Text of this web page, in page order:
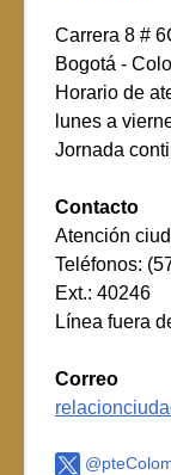
Carrera 8 #
Bogotá -
Horario de
lunes a
Jornada
Contacto
Atención
Teléfonos:
Ext.: 40246
Línea fuera
Correo